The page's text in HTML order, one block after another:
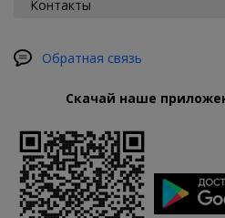
Контакты
Обратная связь
Скачай наше